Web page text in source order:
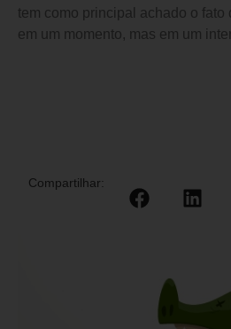
tem como principal achado o fato
em um momento, mas em um
Compartilhar: